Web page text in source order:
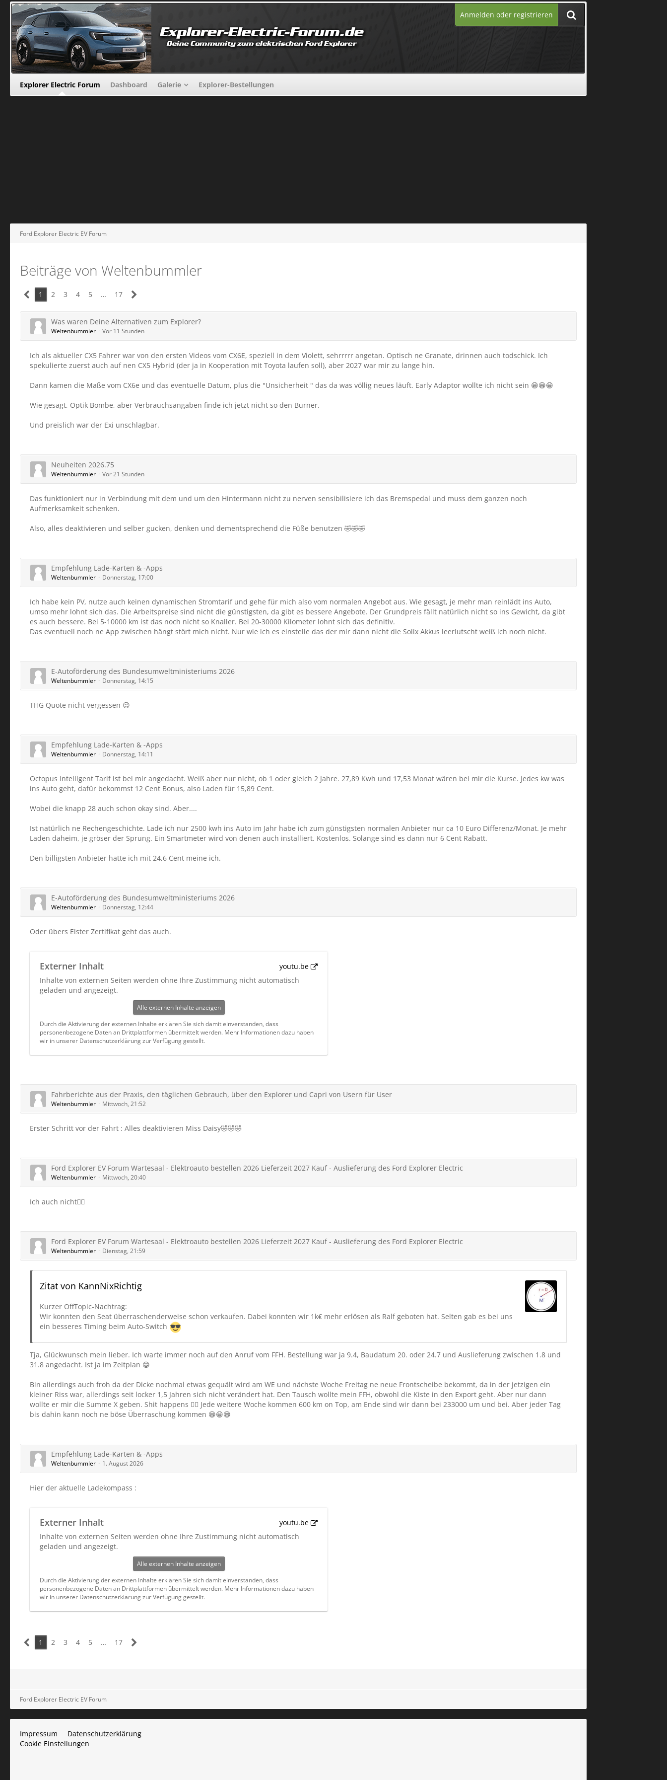
Anmelden oder registrieren
Explorer Electric Forum Dashboard Galerie Explorer-Bestellungen
Ford Explorer Electric EV Forum
Beiträge von Weltenbummler
1 2 3 4 5 … 17
Was waren Deine Alternativen zum Explorer?
Weltenbummler Vor 11 Stunden
Ich als aktueller CX5 Fahrer war von den ersten Videos vom CX6E, speziell in dem Violett, sehrrrrr angetan. Optisch ne Granate, drinnen auch todschick. Ich
spekulierte zuerst auch auf nen CX5 Hybrid (der ja in Kooperation mit Toyota laufen soll), aber 2027 war mir zu lange hin.
Dann kamen die Maße vom CX6e und das eventuelle Datum, plus die "Unsicherheit " das da was völlig neues läuft. Early Adaptor wollte ich nicht sein 😁😁😁
Wie gesagt, Optik Bombe, aber Verbrauchsangaben finde ich jetzt nicht so den Burner.
Und preislich war der Exi unschlagbar.
Neuheiten 2026.75
Weltenbummler Vor 21 Stunden
Das funktioniert nur in Verbindung mit dem und um den Hintermann nicht zu nerven sensibilisiere ich das Bremspedal und muss dem ganzen noch
Aufmerksamkeit schenken.
Also, alles deaktivieren und selber gucken, denken und dementsprechend die Füße benutzen 🤣🤣🤣
Empfehlung Lade-Karten & -Apps
Weltenbummler Donnerstag, 17:00
Ich habe kein PV, nutze auch keinen dynamischen Stromtarif und gehe für mich also vom normalen Angebot aus. Wie gesagt, je mehr man reinlädt ins Auto,
umso mehr lohnt sich das. Die Arbeitspreise sind nicht die günstigsten, da gibt es bessere Angebote. Der Grundpreis fällt natürlich nicht so ins Gewicht, da gibt
es auch bessere. Bei 5-10000 km ist das noch nicht so Knaller. Bei 20-30000 Kilometer lohnt sich das definitiv.
Das eventuell noch ne App zwischen hängt stört mich nicht. Nur wie ich es einstelle das der mir dann nicht die Solix Akkus leerlutscht weiß ich noch nicht.
E-Autoförderung des Bundesumweltministeriums 2026
Weltenbummler Donnerstag, 14:15
THG Quote nicht vergessen 😉
Empfehlung Lade-Karten & -Apps
Weltenbummler Donnerstag, 14:11
Octopus Intelligent Tarif ist bei mir angedacht. Weiß aber nur nicht, ob 1 oder gleich 2 Jahre. 27,89 Kwh und 17,53 Monat wären bei mir die Kurse. Jedes kw was
ins Auto geht, dafür bekommst 12 Cent Bonus, also Laden für 15,89 Cent.
Wobei die knapp 28 auch schon okay sind. Aber....
Ist natürlich ne Rechengeschichte. Lade ich nur 2500 kwh ins Auto im Jahr habe ich zum günstigsten normalen Anbieter nur ca 10 Euro Differenz/Monat. Je mehr
Laden daheim, je gröser der Sprung. Ein Smartmeter wird von denen auch installiert. Kostenlos. Solange sind es dann nur 6 Cent Rabatt.
Den billigsten Anbieter hatte ich mit 24,6 Cent meine ich.
E-Autoförderung des Bundesumweltministeriums 2026
Weltenbummler Donnerstag, 12:44
Oder übers Elster Zertifikat geht das auch.
Externer Inhalt
youtu.be
Inhalte von externen Seiten werden ohne Ihre Zustimmung nicht automatisch
geladen und angezeigt.
Alle externen Inhalte anzeigen
Durch die Aktivierung der externen Inhalte erklären Sie sich damit einverstanden, dass
personenbezogene Daten an Drittplattformen übermittelt werden. Mehr Informationen dazu haben
wir in unserer Datenschutzerklärung zur Verfügung gestellt.
Fahrberichte aus der Praxis, den täglichen Gebrauch, über den Explorer und Capri von Usern für User
Weltenbummler Mittwoch, 21:52
Erster Schritt vor der Fahrt : Alles deaktivieren Miss Daisy🤣🤣🤣
Ford Explorer EV Forum Wartesaal - Elektroauto bestellen 2026 Lieferzeit 2027 Kauf - Auslieferung des Ford Explorer Electric
Weltenbummler Mittwoch, 20:40
Ich auch nicht🤷‍♀️
Ford Explorer EV Forum Wartesaal - Elektroauto bestellen 2026 Lieferzeit 2027 Kauf - Auslieferung des Ford Explorer Electric
Weltenbummler Dienstag, 21:59
Zitat von KannNixRichtig
Kurzer OffTopic-Nachtrag:
Wir konnten den Seat überraschenderweise schon verkaufen. Dabei konnten wir 1k€ mehr erlösen als Ralf geboten hat. Selten gab es bei uns
ein besseres Timing beim Auto-Switch
Tja, Glückwunsch mein lieber. Ich warte immer noch auf den Anruf vom FFH. Bestellung war ja 9.4, Baudatum 20. oder 24.7 und Auslieferung zwischen 1.8 und
31.8 angedacht. Ist ja im Zeitplan 😁
Bin allerdings auch froh da der Dicke nochmal etwas gequält wird am WE und nächste Woche Freitag ne neue Frontscheibe bekommt, da in der jetzigen ein
kleiner Riss war, allerdings seit locker 1,5 Jahren sich nicht verändert hat. Den Tausch wollte mein FFH, obwohl die Kiste in den Export geht. Aber nur dann
wollte er mir die Summe X geben. Shit happens 🤷‍♀️ Jede weitere Woche kommen 600 km on Top, am Ende sind wir dann bei 233000 um und bei. Aber jeder Tag
bis dahin kann noch ne böse Überraschung kommen 😁😁😁
Empfehlung Lade-Karten & -Apps
Weltenbummler 1. August 2026
Hier der aktuelle Ladekompass :
Externer Inhalt
youtu.be
Inhalte von externen Seiten werden ohne Ihre Zustimmung nicht automatisch
geladen und angezeigt.
Alle externen Inhalte anzeigen
Durch die Aktivierung der externen Inhalte erklären Sie sich damit einverstanden, dass
personenbezogene Daten an Drittplattformen übermittelt werden. Mehr Informationen dazu haben
wir in unserer Datenschutzerklärung zur Verfügung gestellt.
1 2 3 4 5 … 17
Ford Explorer Electric EV Forum
Impressum
Datenschutzerklärung
Cookie Einstellungen